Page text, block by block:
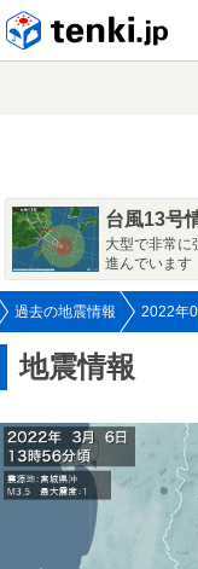
台風13号
大型で非常に
進んでいます
過去の地震情報 2022年
地震情報